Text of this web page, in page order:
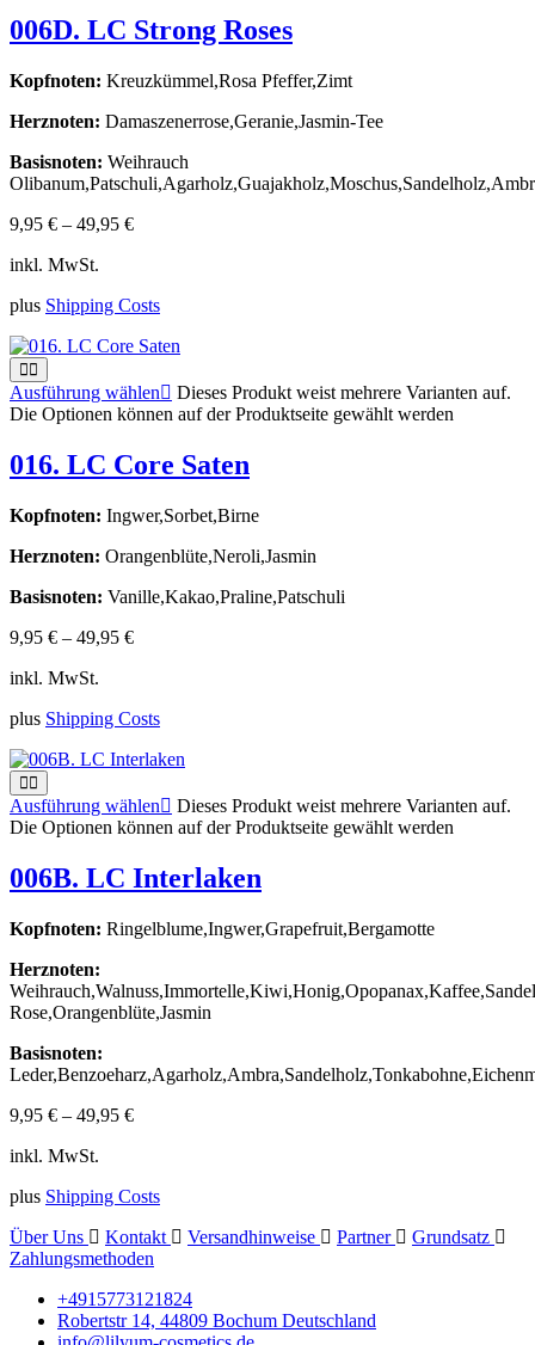
006D. LC Strong Roses
Kopfnoten: Kreuzkümmel,Rosa Pfeffer,Zimt
Herznoten: Damaszenerrose,Geranie,Jasmin-Tee
Basisnoten: Weihrauch
9,95 € – 49,95 €
inkl. MwSt.
plus Shipping Costs
Ausführung wählen
Dieses Produkt weist mehrere Varianten auf.
Die Optionen können auf der Produktseite gewählt werden
016. LC Core Saten
Kopfnoten: Ingwer,Sorbet,Birne
Herznoten: Orangenblüte,Neroli,Jasmin
Basisnoten: Vanille,Kakao,Praline,Patschuli
9,95 € – 49,95 €
inkl. MwSt.
plus Shipping Costs
Ausführung wählen
Dieses Produkt weist mehrere Varianten auf.
Die Optionen können auf der Produktseite gewählt werden
006B. LC Interlaken
Kopfnoten: Ringelblume,Ingwer,Grapefruit,Bergamotte
Herznoten:
Rose,Orangenblüte,Jasmin
Basisnoten:
9,95 € – 49,95 €
inkl. MwSt.
plus Shipping Costs
Über Uns
Kontakt Versandhinweise Partner
Grundsatz
Zahlungsmethoden
+4915773121824
Robertstr 14, 44809 Bochum Deutschland